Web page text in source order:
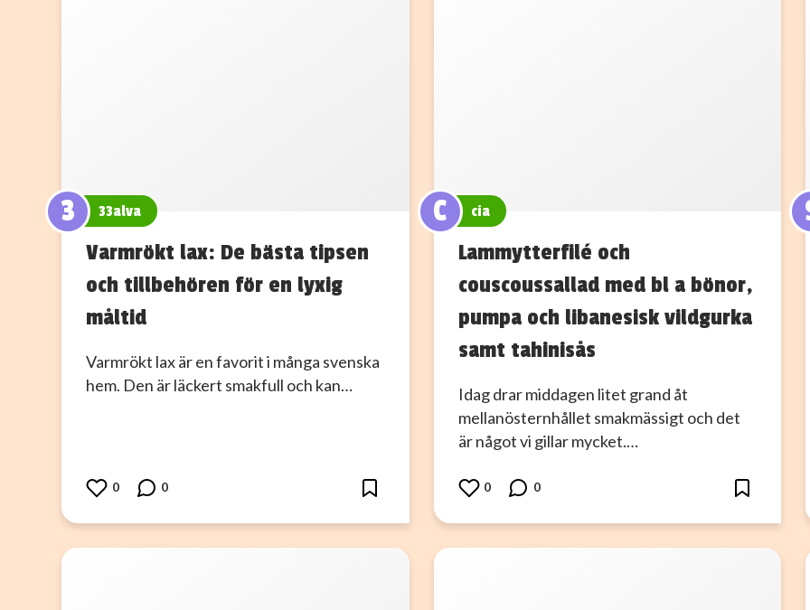
3 33alva
Varmrökt lax: De bästa tipsen
och tillbehören för en lyxig
måltid
Varmrökt lax är en favorit i många svenska
hem. Den är läckert smakfull och kan…
0 0
C cia
Lammytterfilé och
couscoussallad med bl a bönor,
pumpa och libanesisk vildgurka
samt tahinisås
Idag drar middagen litet grand åt
mellanösternhållet smakmässigt och det
är något vi gillar mycket.…
0 0